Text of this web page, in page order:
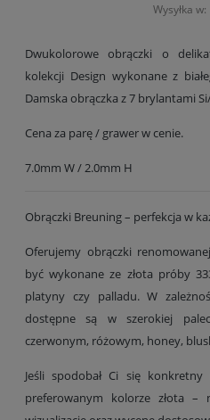
Wysyłka w:
Dwukolorowe obrączki o
kolekcji Design wykonane z
Damska obrączka z 7 brylantami
Cena za parę / grawer w cenie.
7.0mm W / 2.0mm H
Obrączki Breuning – perfekcja w
Oferujemy obrączki
być wykonane ze złota próby
platyny czy palladu. W
dostępne są w szerokiej
czerwonym, różowym, honey,
Jeśli spodobał Ci się
preferowanym kolorze złota –